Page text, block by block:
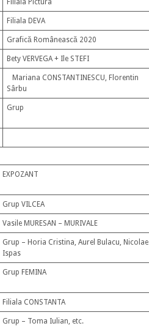
Filiala Pictura
Filiala DEVA
Grafică Românească 2020
Bety VERVEGA + Ile STEFI
Mariana CONSTANTINESCU, Florentin
Sârbu
Grup
EXPOZANT
Grup VILCEA
Vasile MURESAN – MURIVALE
Grup – Horia Cristina, Aurel Bulacu, Nicolae
Ispas
Grup FEMINA
Filiala CONSTANTA
Grup – Toma Iulian, etc.